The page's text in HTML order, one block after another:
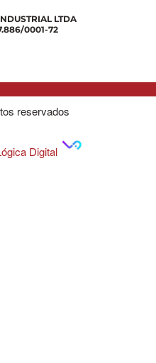
LTDA
0001-72
reservados
Digital